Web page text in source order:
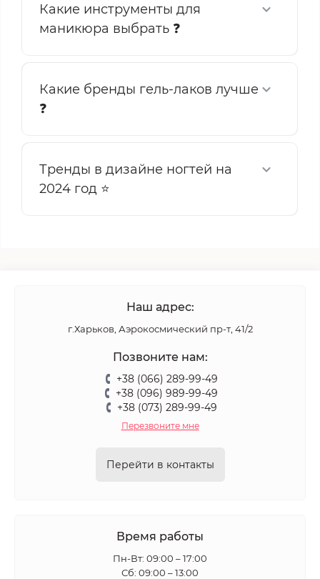
Какие инструменты для
маникюра выбрать ❓
Какие бренды гель-лаков лучше
❓
Тренды в дизайне ногтей на
2024 год ⭐
Наш адрес:
г.Харьков, Аэрокосмический пр-т, 41/2
Позвоните нам:
+38 (066) 289-99-49
+38 (096) 989-99-49
+38 (073) 289-99-49
Перезвоните мне
Перейти в контакты
Время работы
Пн-Вт: 09:00 – 17:00
​Сб: 09:00 – 13:00